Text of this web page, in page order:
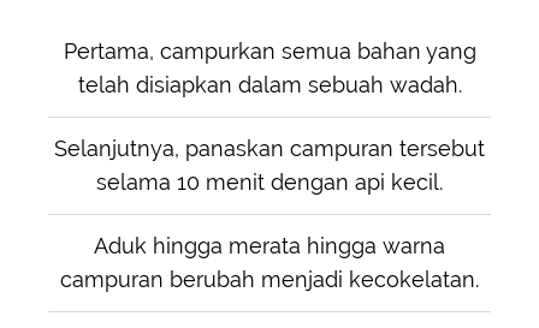
Pertama, campurkan semua bahan yang
telah disiapkan dalam sebuah wadah.
Selanjutnya, panaskan campuran tersebut
selama 10 menit dengan api kecil.
Aduk hingga merata hingga warna
campuran berubah menjadi kecokelatan.